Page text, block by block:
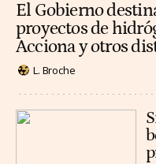
El Gobierno
proyectos de
Acciona y otros
L. Broche